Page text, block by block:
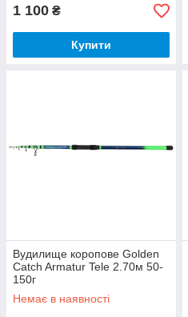
1 100 ₴
Купити
Вудилище коропове Golden
Catch Armatur Tele 2.70м 50-
150г
Немає в наявності